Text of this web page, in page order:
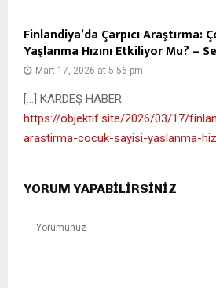
Finlandiya’da Çarpıcı Araştırma:
Yaşlanma Hızını Etkiliyor Mu? –
Mart 17, 2026 at 5:56 pm
[…] KARDEŞ HABER:
https://objektif.site/2026/03/17/
arastirma-cocuk-sayisi-yaslanma-
YORUM YAPABILIRSINIZ